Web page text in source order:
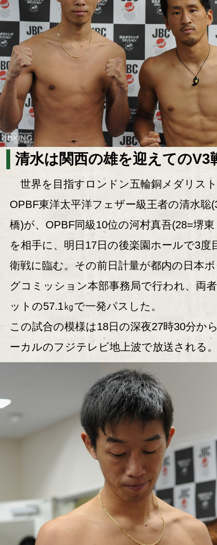
清水は関西の雄を迎えてのV3
世界を目指すロンドン五輪銅メダリス
OPBF東洋太平洋フェザー級王者の清水聡
橋)が、OPBF同級10位の河村真吾(28=堺
を相手に、明日17日の後楽園ホールで3度
衛戦に臨む。その前日計量が都内の日本
グコミッション本部事務局で行われ、両
ットの57.1㎏で一発パスした。
この試合の模様は18日の深夜27時30分か
ーカルのフジテレビ地上波で放送される